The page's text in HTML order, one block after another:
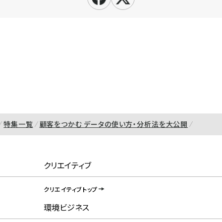
特集一覧 顧客をつかむ データの使い方・分析法を大公開
クリエイティブ
クリエイティブトップ
環境ビジネス